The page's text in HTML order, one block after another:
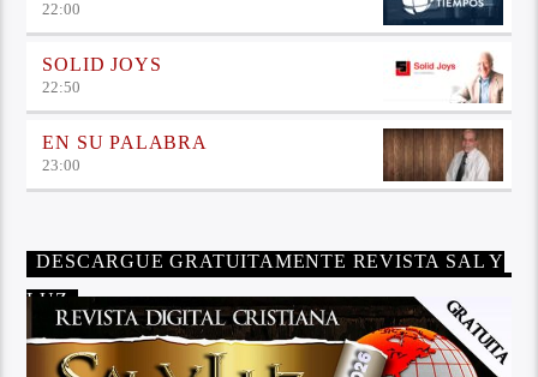
22:00
SOLID JOYS
22:50
EN SU PALABRA
23:00
DESCARGUE GRATUITAMENTE REVISTA SAL Y
LUZ